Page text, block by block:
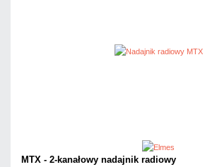
MTX - 2-kanałowy nadajnik radiowy